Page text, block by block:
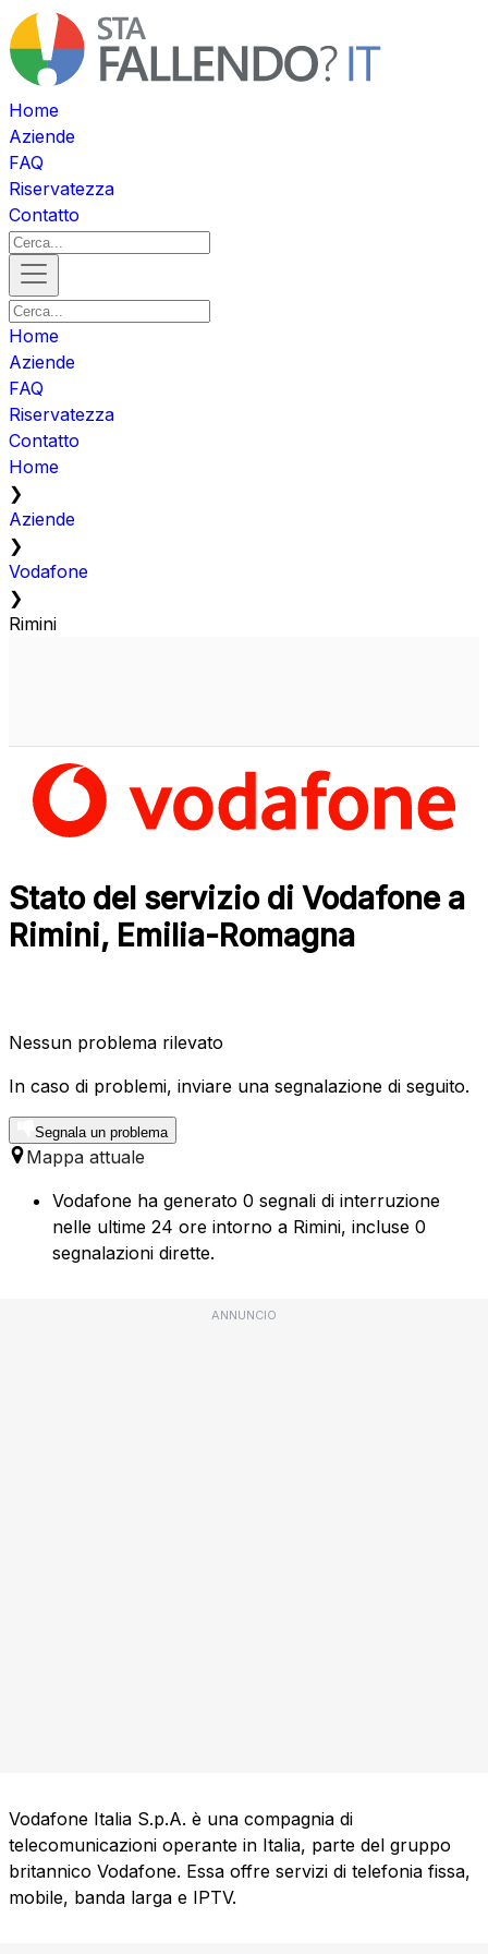
Home
Aziende
FAQ
Riservatezza
Contatto
Home
Aziende
FAQ
Riservatezza
Contatto
Home
❯
Aziende
❯
Vodafone
❯
Rimini
Stato del servizio di Vodafone a
Rimini, Emilia-Romagna
Nessun problema rilevato
In caso di problemi, inviare una segnalazione di seguito.
Segnala un problema
Mappa attuale
Vodafone ha generato 0 segnali di interruzione
nelle ultime 24 ore intorno a Rimini, incluse 0
segnalazioni dirette.
ANNUNCIO
Vodafone Italia S.p.A. è una compagnia di
telecomunicazioni operante in Italia, parte del gruppo
britannico Vodafone. Essa offre servizi di telefonia fissa,
mobile, banda larga e IPTV.